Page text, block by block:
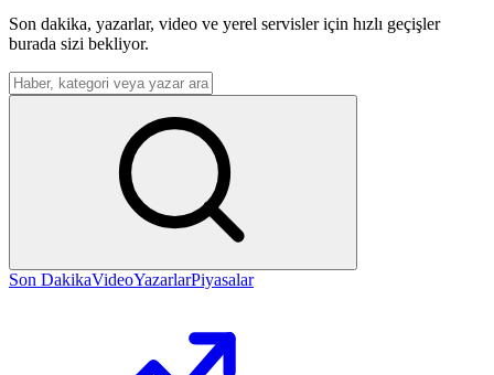
Son dakika, yazarlar, video ve yerel servisler için hızlı geçişler
burada sizi bekliyor.
Menüden arama yap
Son DakikaVideoYazarlarPiyasalar